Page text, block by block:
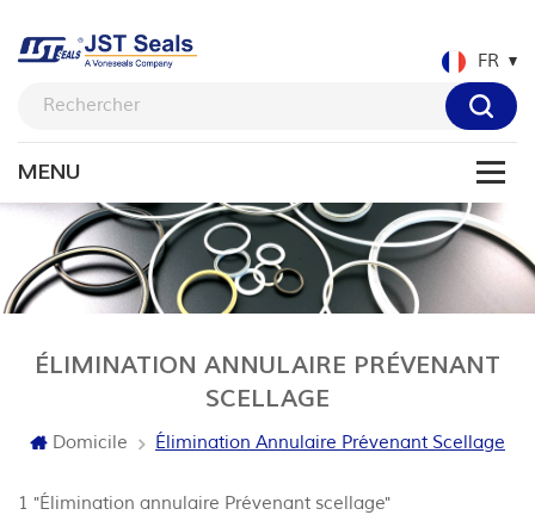
FR
ÉLIMINATION ANNULAIRE PRÉVENANT
SCELLAGE
Domicile Élimination Annulaire Prévenant Scellage
1 "Élimination annulaire Prévenant scellage"